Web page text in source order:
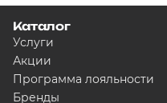
Сегодня
Каталог
Услуги
Акции
Программа лояльности
Бренды